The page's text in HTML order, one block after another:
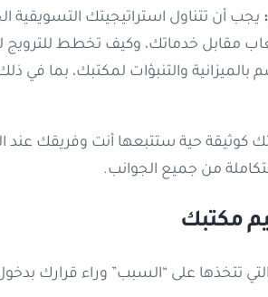
: يجب أن تتناول استراتيجيتك التسويقية
مقابل خدماتك، وكيف تخطط للترويج
بالميزانية والتنبؤات لمكتبك، بما في
كوثيقة حية ستتبعها أنت وفريقك عند
من جميع الجوانب.
مكتبك
التي تتخذها على “السبب” وراء